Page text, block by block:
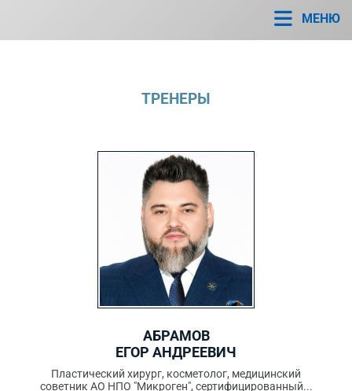
МЕНЮ
ТРЕНЕРЫ
АБРАМОВ
ЕГОР АНДРЕЕВИЧ
Пластический хирург, косметолог, медицинский
советник АО НПО "Микроген", сертифицированный...